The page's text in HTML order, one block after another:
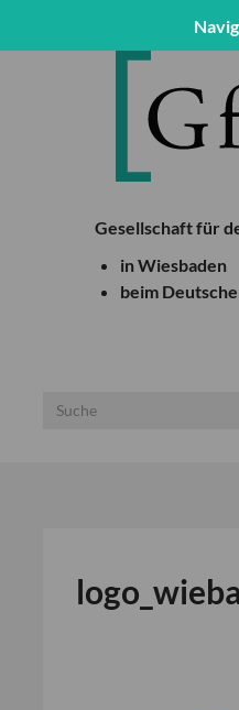
Gesellschaft für
in Wiesbaden
beim
logo_wieba